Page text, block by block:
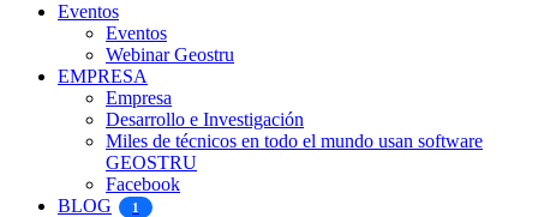
Eventos
Eventos
Webinar Geostru
EMPRESA
Empresa
Desarrollo e Investigación
Miles de técnicos en todo el mundo usan software
GEOSTRU
Facebook
BLOG
1